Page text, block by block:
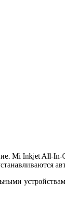
Mi Inkjet All-